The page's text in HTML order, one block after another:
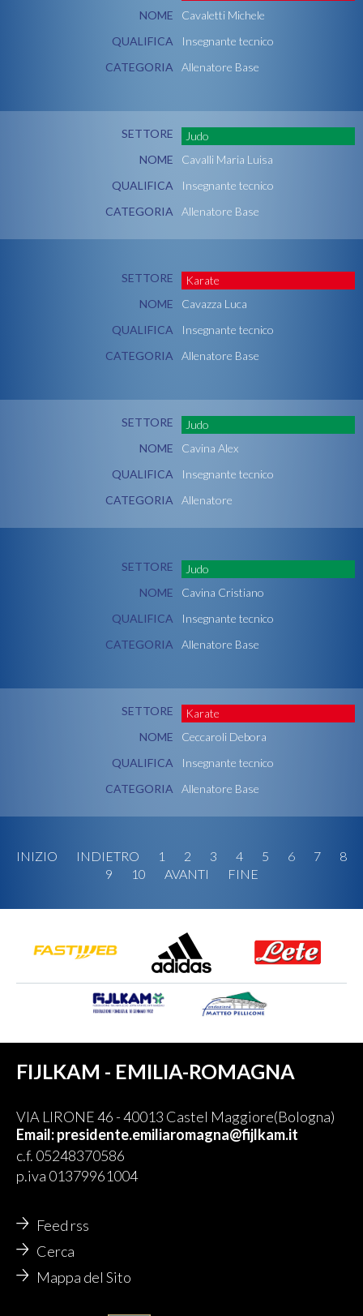
NOME
Cavaletti Michele
QUALIFICA
Insegnante tecnico
CATEGORIA Allenatore Base
SETTORE
Judo
NOME
Cavalli Maria Luisa
QUALIFICA
Insegnante tecnico
CATEGORIA Allenatore Base
SETTORE
Karate
NOME
Cavazza Luca
QUALIFICA
Insegnante tecnico
CATEGORIA
Allenatore Base
SETTORE
Judo
NOME
Cavina Alex
QUALIFICA
Insegnante tecnico
CATEGORIA Allenatore
SETTORE
Judo
NOME
Cavina Cristiano
QUALIFICA
Insegnante tecnico
CATEGORIA
Allenatore Base
SETTORE
Karate
NOME
Ceccaroli Debora
QUALIFICA
Insegnante tecnico
CATEGORIA Allenatore Base
INIZIO INDIETRO 1 2 3 4 5 6 7
8
9
10 AVANTI FINE
FIJLKAM - EMILIA-ROMAGNA
VIA LIRONE 46 - 40013 Castel Maggiore(Bologna)
Email: presidente.emiliaromagna@fijlkam.it
c.f. 05248370586
p.iva 01379961004
Feed rss
Cerca
Mappa del Sito